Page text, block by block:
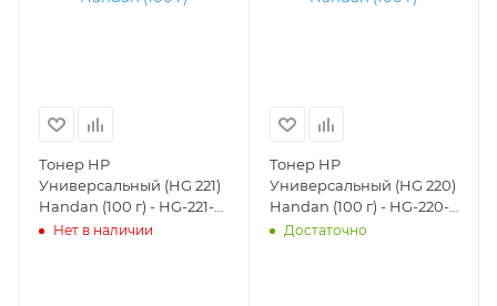
Тонер HP
Универсальный (HG 221)
Handan (100 г) - HG-221-
01 Нет в наличии
Тонер HP
Универсальный (HG 220)
Handan (100 г) - HG-220-
01 Достаточно